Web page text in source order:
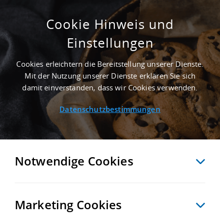
ERSTBEZUG - 10.000 M² LOGISTIKIMMOBILIE
IN DUMMERSTORF AN DER AUTOBAHN A 19
- LANDKREIS ROSTOCK
Startseite/ Immobiliensuche/ Detailansicht
ZURÜCK MERKEN VERGLEICHEN EXPORT PDF
Cookie Hinweis und
Einstellungen
Cookies erleichtern die Bereitstellung unserer Dienste.
Mit der Nutzung unserer Dienste erklären Sie sich
damit einverstanden, dass wir Cookies verwenden.
Datenschutzbestimmungen
Notwendige Cookies
Marketing Cookies